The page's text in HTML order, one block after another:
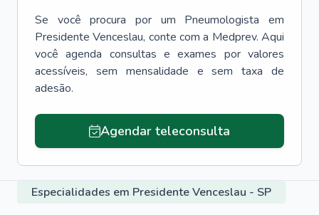
Se você procura por um Pneumologista
em
Presidente Venceslau, conte com a Medprev. Aqui
você agenda consultas e exames por valores
acessíveis, sem mensalidade e sem taxa de
adesão.
Agendar teleconsulta
Especialidades em Presidente Venceslau - SP